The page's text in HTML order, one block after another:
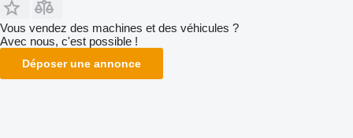
Vous vendez des machines et des véhicules ?
Avec nous, c'est possible !
Déposer une annonce